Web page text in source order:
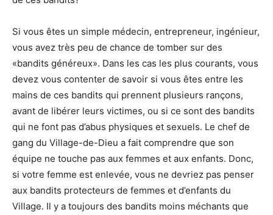
Si vous êtes un simple médecin, entrepreneur, ingénieur,
vous avez très peu de chance de tomber sur des
«bandits généreux». Dans les cas les plus courants, vous
devez vous contenter de savoir si vous êtes entre les
mains de ces bandits qui prennent plusieurs rançons,
avant de libérer leurs victimes, ou si ce sont des bandits
qui ne font pas d’abus physiques et sexuels. Le chef de
gang du Village-de-Dieu a fait comprendre que son
équipe ne touche pas aux femmes et aux enfants. Donc,
si votre femme est enlevée, vous ne devriez pas penser
aux bandits protecteurs de femmes et d’enfants du
Village. Il y a toujours des bandits moins méchants que